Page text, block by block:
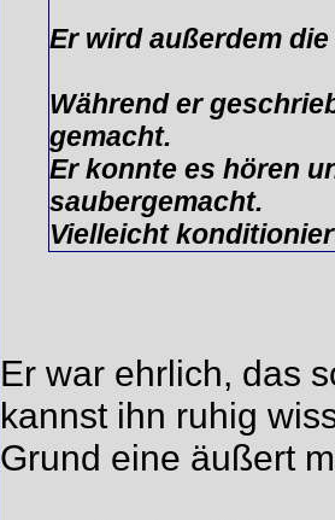
Er wird außerdem
Während er
gemacht.
Er konnte es hören
saubergemacht.
Vielleicht
Er war ehrlich, das
kannst ihn ruhig
Grund eine äußert